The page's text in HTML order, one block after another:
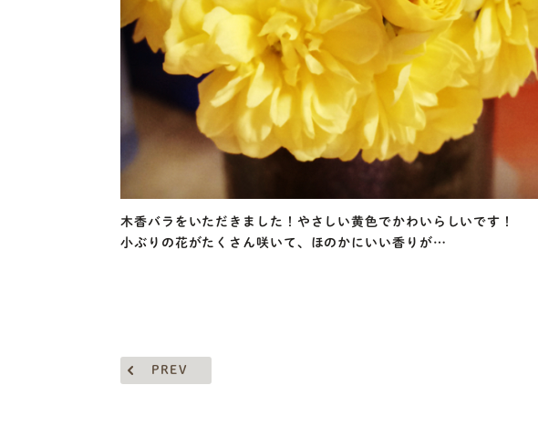
木香バラをいただきました！やさしい黄色でかわいらしいです！
小ぶりの花がたくさん咲いて、ほのかにいい香りが…
PREV